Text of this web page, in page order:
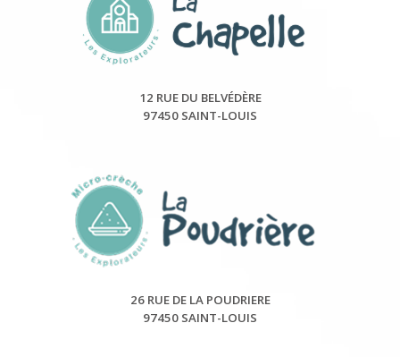
12 RUE DU BELVÉDÈRE
97450 SAINT-LOUIS
26 RUE DE LA POUDRIERE
97450 SAINT-LOUIS